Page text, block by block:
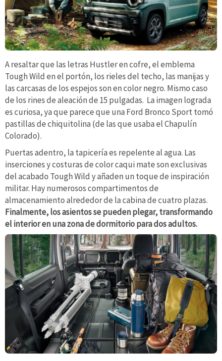
A resaltar que las letras Hustler en cofre, el emblema
Tough Wild en el portón, los rieles del techo, las manijas y
las carcasas de los espejos son en color negro. Mismo caso
de los rines de aleación de 15 pulgadas. La imagen lograda
es curiosa, ya que parece que una Ford Bronco Sport tomó
pastillas de chiquitolina (de las que usaba el Chapulín
Colorado).
Puertas adentro, la tapicería es repelente al agua. Las
inserciones y costuras de color caqui mate son exclusivas
del acabado Tough Wild y añaden un toque de inspiración
militar. Hay numerosos compartimentos de
almacenamiento alrededor de la cabina de cuatro plazas.
Finalmente, los asientos se pueden plegar, transformando
el interior en una zona de dormitorio para dos adultos.